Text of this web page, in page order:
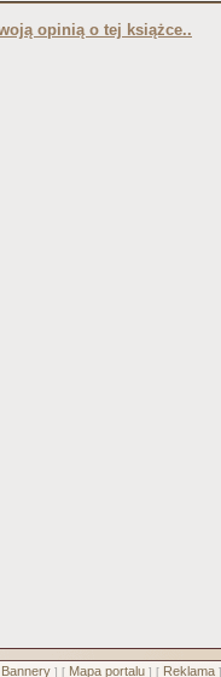
opinią o tej książce..
Bannery] [ Mapa portalu] [ Reklama]